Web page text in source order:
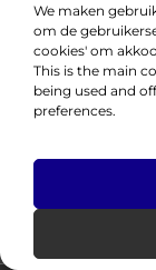
We maken
om de
cookies' om
This is the main
being used and
preferences.
Verken onze
Bericht